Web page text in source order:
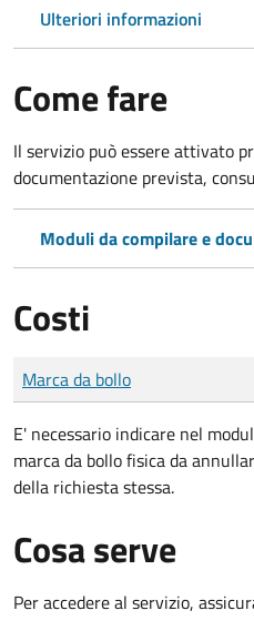
Ulteriori informazioni
Come fare
Il servizio può essere attivato
documentazione prevista,
Moduli da compilare e
Costi
Tipo di pagamento
Importo
Marca da bollo
E' necessario indicare nel
marca da bollo fisica da
della richiesta stessa.
Cosa serve
Per accedere al servizio,